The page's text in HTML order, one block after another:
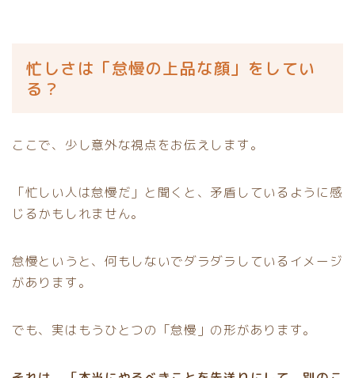
忙しさは「怠慢の上品な顔」をしてい
る？
ここで、少し意外な視点をお伝えします。
「忙しい人は怠慢だ」と聞くと、矛盾しているように感
じるかもしれません。
怠慢というと、何もしないでダラダラしているイメージ
があります。
でも、実はもうひとつの「怠慢」の形があります。